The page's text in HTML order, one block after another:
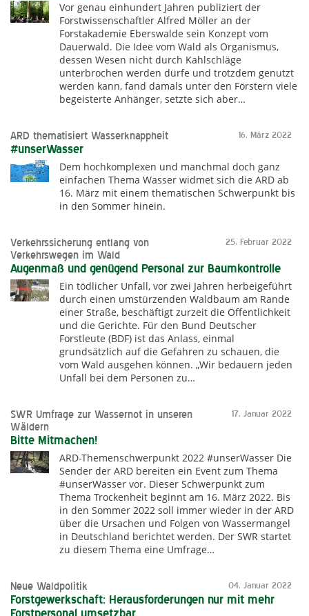
Vor genau einhundert Jahren publiziert der
Forstwissenschaftler Alfred Möller an der
Forstakademie Eberswalde sein Konzept vom
Dauerwald. Die Idee vom Wald als Organismus,
dessen Wesen nicht durch Kahlschläge
unterbrochen werden dürfe und trotzdem genutzt
werden kann, fand damals unter den Förstern viele
begeisterte Anhänger, setzte sich aber…
16. März 2022
ARD thematisiert Wasserknappheit
#unserWasser
Dem hochkomplexen und manchmal doch ganz
einfachen Thema Wasser widmet sich die ARD ab
16. März mit einem thematischen Schwerpunkt bis
in den Sommer hinein.
25. Februar 2022
Verkehrssicherung entlang von
Verkehrswegen im Wald
Augenmaß und genügend Personal zur Baumkontrolle
Ein tödlicher Unfall, vor zwei Jahren herbeigeführt
durch einen umstürzenden Waldbaum am Rande
einer Straße, beschäftigt zurzeit die Öffentlichkeit
und die Gerichte. Für den Bund Deutscher
Forstleute (BDF) ist das Anlass, einmal
grundsätzlich auf die Gefahren zu schauen, die
vom Wald ausgehen können. „Wir bedauern jeden
Unfall bei dem Personen zu…
17. Januar 2022
SWR Umfrage zur Wassernot in unseren
Wäldern
Bitte Mitmachen!
ARD-Themenschwerpunkt 2022 #unserWasser Die
Sender der ARD bereiten ein Event zum Thema
#unserWasser vor. Dieser Schwerpunkt zum
Thema Trockenheit beginnt am 16. März 2022. Bis
in den Sommer 2022 soll immer wieder in der ARD
über die Ursachen und Folgen von Wassermangel
in Deutschland berichtet werden. Der SWR startet
zu diesem Thema eine Umfrage…
04. Januar 2022
Neue Waldpolitik
Forstgewerkschaft: Herausforderungen nur mit mehr
Forstpersonal umsetzbar